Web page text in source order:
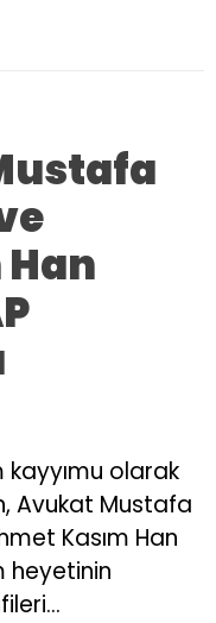
olarak
Avukat Mustafa
Kasım Han
heyetinin